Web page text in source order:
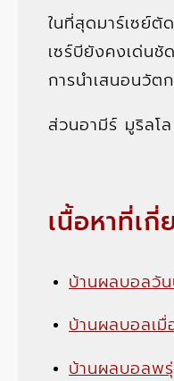
ในที่สุดมาร์เซย์
เซร์บียังคงเด่น
การนำเสนอนวัต
ส่วนอามีร์ มูริลโ
เนื้อหาที่เ
บ้านผลบอลวั
บ้านผลบอลเ
บ้านผลบอลพ